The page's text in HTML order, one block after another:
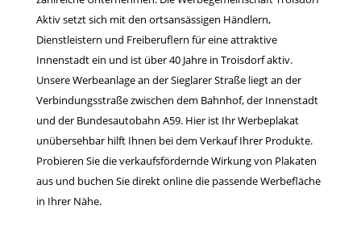
Aktiv setzt sich mit den ortsansässigen Händlern,
Dienstleistern und Freiberuflern für eine attraktive
Innenstadt ein und ist über 40 Jahre in Troisdorf aktiv.
Unsere Werbeanlage an der Sieglarer Straße liegt an der
Verbindungsstraße zwischen dem Bahnhof, der Innenstadt
und der Bundesautobahn A59. Hier ist Ihr Werbeplakat
unübersehbar hilft Ihnen bei dem Verkauf Ihrer Produkte.
Probieren Sie die verkaufsfördernde Wirkung von Plakaten
aus und buchen Sie direkt online die passende Werbefläche
in Ihrer Nähe.